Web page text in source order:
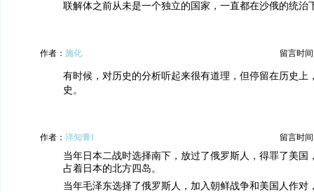
联解体之前从未是一个独立的国家，一直都在沙俄的统治
作者： 施化 留言时间
有时候，对历史的分析听起来很有道理，但停留在历史上
史。
作者： 洋知青1 留言时间
当年日本二战时选择南下，放过了俄罗斯人，得罪了美国
占着日本的北方四岛。
当年毛泽东选择了俄罗斯人，加入朝鲜战争和美国人作对